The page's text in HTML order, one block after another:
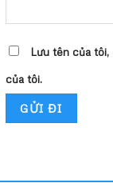
Lưu tên của tôi,
của tôi.